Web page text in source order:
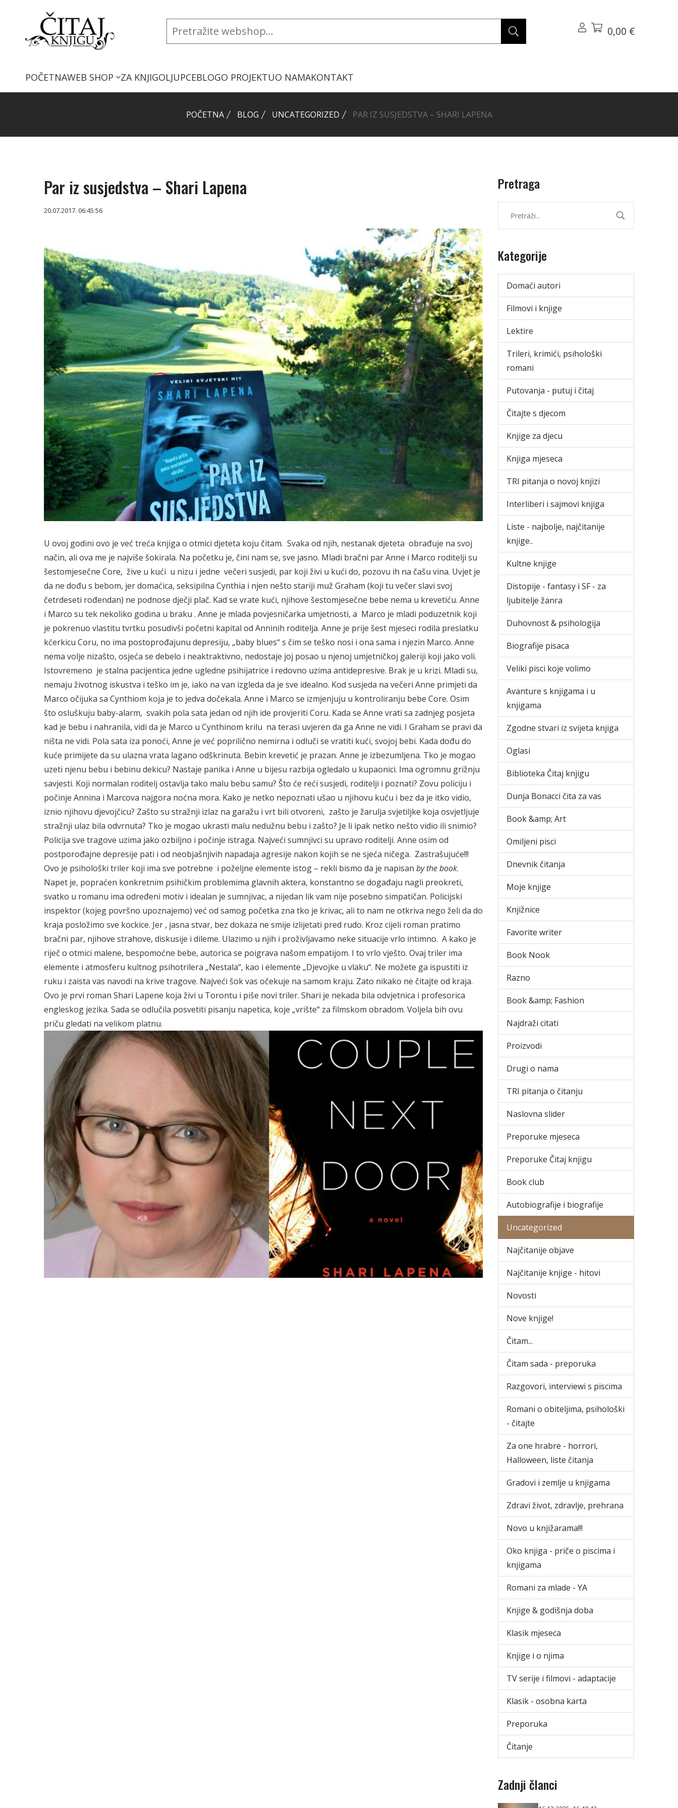
0,00 €
POČETNAWEB SHOP ZA KNJIGOLJUPCEBLOGO PROJEKTUO NAMAKONTAKT
POČETNA BLOG UNCATEGORIZED PAR IZ SUSJEDSTVA – SHARI LAPENA
Par iz susjedstva – Shari Lapena
20.07.2017. 06:45:56
U ovoj godini ovo je već treća knjiga o otmici djeteta koju čitam. Svaka od njih, nestanak djeteta obrađuje na svoj
način, ali ova me je najviše šokirala. Na početku je, čini nam se, sve jasno. Mladi bračni par Anne i Marco roditelji su
šestomjesečne Core, žive u kući u nizu i jedne večeri susjedi, par koji živi u kući do, pozovu ih na čašu vina. Uvjet je
da ne dođu s bebom, jer domaćica, seksipilna Cynthia i njen nešto stariji muž Graham (koji tu večer slavi svoj
četrdeseti rođendan) ne podnose dječji plač. Kad se vrate kući, njihove šestomjesečne bebe nema u krevetiću. Anne
i Marco su tek nekoliko godina u braku . Anne je mlada povjesničarka umjetnosti, a Marco je mladi poduzetnik koji
je pokrenuo vlastitu tvrtku posudivši početni kapital od Anninih roditelja. Anne je prije šest mjeseci rodila preslatku
kćerkicu Coru, no ima postoprođajunu depresiju, „baby blues“ s čim se teško nosi i ona sama i njezin Marco. Anne
nema volje nizašto, osjeća se debelo i neaktraktivno, nedostaje joj posao u njenoj umjetničkoj galeriji koji jako voli.
Istovremeno je stalna pacijentica jedne ugledne psihijatrice i redovno uzima antidepresive. Brak je u krizi. Mladi su,
nemaju životnog iskustva i teško im je, iako na van izgleda da je sve idealno. Kod susjeda na večeri Anne primjeti da
Marco očijuka sa Cynthiom koja je to jedva dočekala. Anne i Marco se izmjenjuju u kontroliranju bebe Core. Osim
što osluškuju baby-alarm, svakih pola sata jedan od njih ide provjeriti Coru. Kada se Anne vrati sa zadnjeg posjeta
kad je bebu i nahranila, vidi da je Marco u Cynthinom krilu na terasi uvjeren da ga Anne ne vidi. I Graham se pravi da
ništa ne vidi. Pola sata iza ponoći, Anne je već poprilično nemirna i odluči se vratiti kući, svojoj bebi. Kada dođu do
kuće primijete da su ulazna vrata lagano odškrinuta. Bebin krevetić je prazan. Anne je izbezumljena. Tko je mogao
uzeti njenu bebu i bebinu dekicu? Nastaje panika i Anne u bijesu razbija ogledalo u kupaonici. Ima ogromnu grižnju
savjesti. Koji normalan roditelj ostavlja tako malu bebu samu? Što će reći susjedi, roditelji i poznati? Zovu policiju i
počinje Annina i Marcova najgora noćna mora. Kako je netko nepoznati ušao u njihovu kuću i bez da je itko vidio,
iznio njihovu djevojčicu? Zašto su stražnji izlaz na garažu i vrt bili otvoreni, zašto je žarulja svjetiljke koja osvjetljuje
stražnji ulaz bila odvrnuta? Tko je mogao ukrasti malu nedužnu bebu i zašto? Je li ipak netko nešto vidio ili snimio?
Policija sve tragove uzima jako ozbiljno i počinje istraga. Najveći sumnjivci su upravo roditelji. Anne osim od
postporođajne depresije pati i od neobjašnjivih napadaja agresije nakon kojih se ne sjeća ničega. Zastrašujuće!!!
Ovo je psihološki triler koji ima sve potrebne i poželjne elemente istog – rekli bismo da je napisan by the book.
Napet je, popraćen konkretnim psihičkim problemima glavnih aktera, konstantno se događaju nagli preokreti,
svatko u romanu ima određeni motiv i idealan je sumnjivac, a nijedan lik vam nije posebno simpatičan. Policijski
inspektor (kojeg površno upoznajemo) već od samog početka zna tko je krivac, ali to nam ne otkriva nego želi da do
kraja posložimo sve kockice. Jer , jasna stvar, bez dokaza ne smije izlijetati pred rudo. Kroz cijeli roman pratimo
bračni par, njihove strahove, diskusije i dileme. Ulazimo u njih i proživljavamo neke situacije vrlo intimno. A kako je
riječ o otmici malene, bespomoćne bebe, autorica se poigrava našom empatijom. I to vrlo vješto. Ovaj triler ima
elemente i atmosferu kultnog psihotrilera „Nestala“, kao i elemente „Djevojke u vlaku“. Ne možete ga ispustiti iz
ruku i zaista vas navodi na krive tragove. Najveći šok vas očekuje na samom kraju. Zato nikako ne čitajte od kraja.
Ovo je prvi roman Shari Lapene koja živi u Torontu i piše novi triler. Shari je nekada bila odvjetnica i profesorica
engleskog jezika. Sada se odlučila posvetiti pisanju napetica, koje „vrište“ za filmskom obradom. Voljela bih ovu
priču gledati na velikom platnu.
Pretraga
Kategorije
Domaći autori
Filmovi i knjige
Lektire
Trileri, krimići, psihološki
romani
Putovanja - putuj i čitaj
Čitajte s djecom
Knjige za djecu
Knjiga mjeseca
TRI pitanja o novoj knjizi
Interliberi i sajmovi knjiga
Liste - najbolje, najčitanije
knjige..
Kultne knjige
Distopije - fantasy i SF - za
ljubitelje žanra
Duhovnost & psihologija
Biografije pisaca
Veliki pisci koje volimo
Avanture s knjigama i u
knjigama
Zgodne stvari iz svijeta knjiga
Oglasi
Biblioteka Čitaj knjigu
Dunja Bonacci čita za vas
Book &amp; Art
Omiljeni pisci
Dnevnik čitanja
Moje knjige
Knjižnice
Favorite writer
Book Nook
Razno
Book &amp; Fashion
Najdraži citati
Proizvodi
Drugi o nama
TRI pitanja o čitanju
Naslovna slider
Preporuke mjeseca
Preporuke Čitaj knjigu
Book club
Autobiografije i biografije
Uncategorized
Najčitanije objave
Najčitanije knjige - hitovi
Novosti
Nove knjige!
Čitam...
Čitam sada - preporuka
Razgovori, interviewi s piscima
Romani o obiteljima, psihološki
- čitajte
Za one hrabre - horrori,
Halloween, liste čitanja
Gradovi i zemlje u knjigama
Zdravi život, zdravlje, prehrana
Novo u knjižarama!!!
Oko knjiga - priče o piscima i
knjigama
Romani za mlade - YA
Knjige & godišnja doba
Klasik mjeseca
Knjige i o njima
TV serije i filmovi - adaptacije
Klasik - osobna karta
Preporuka
Čitanje
Zadnji članci